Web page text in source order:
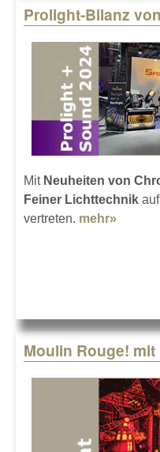
Prolight-Bilanz
MitNeuheiten von
Feiner Lichttechnik
vertreten. mehr»
Moulin Rouge!